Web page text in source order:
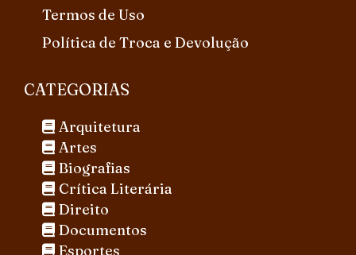
Termos de Uso
Política de Troca e Devolução
CATEGORIAS
Arquitetura
Artes
Biografias
Crítica Literária
Direito
Documentos
Esportes